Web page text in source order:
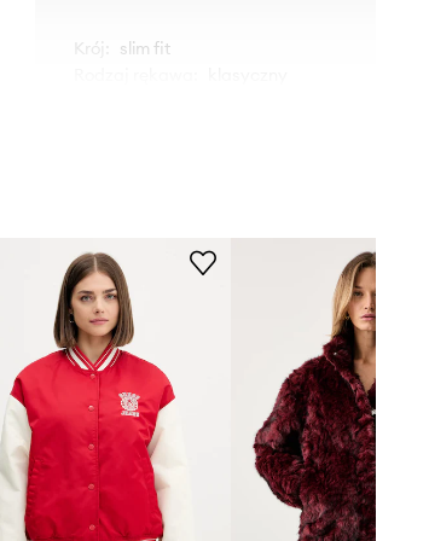
Krój
slim fit
Długość rękawa wraz z
ramieniem
67 cm
Szerokość pod pachami
Wymiary podane dla rozmiaru
36
Modelka ze zdjęcia ma 175 cm
wzrostu i ma na sobie rozmiar 36.
Rozmiary prezentowane w sklepie
zostały przeliczone na standardową,
europejską tabelę rozmiarową. Na
metce dostarczonego produktu